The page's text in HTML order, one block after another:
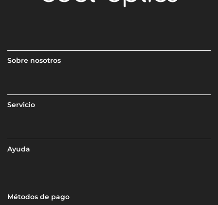
Sobre nosotros
Servicio
Ayuda
Métodos de pago